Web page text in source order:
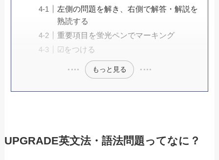
左側の問題を解き、右側で解答・解説を
熟読する
重要項目を蛍光ペンでマーキング
☑をつける
もっと見る
UPGRADE英文法・語法問題ってなに？